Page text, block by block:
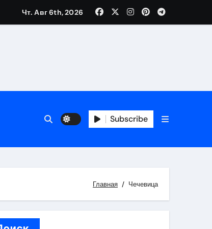
сделки
Чт. Авг 6th, 2026
Subscribe
Главная Чечевица